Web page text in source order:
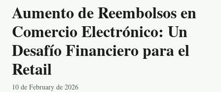
Aumento de Reembolsos en
Comercio Electrónico: Un
Desafío Financiero para el
Retail
10 de February de 2026